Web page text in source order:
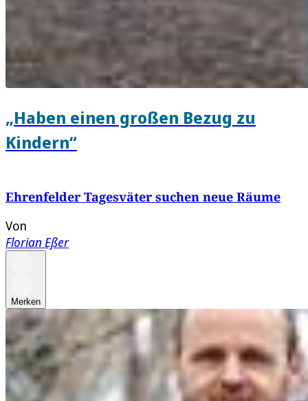
„Haben einen großen Bezug zu
Kindern“
Ehrenfelder Tagesväter suchen neue Räume
Von
Florian Eßer
Merken